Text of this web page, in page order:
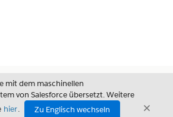
mit dem maschinellen
von Salesforce übersetzt. Weitere
hier.
Zu Englisch wechseln